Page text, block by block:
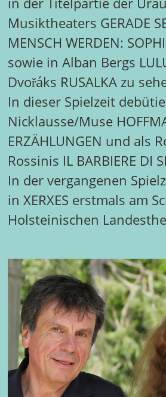
Musiktheaters GERADE
MENSCH WERDEN:
sowie in Alban Bergs
Dvořáks RUSALKA zu
In dieser Spielzeit
Nicklausse/Muse
ERZÄHLUNGEN und als
Rossinis IL BARBIERE DI
In der vergangenen
in XERXES erstmals am
Holsteinischen